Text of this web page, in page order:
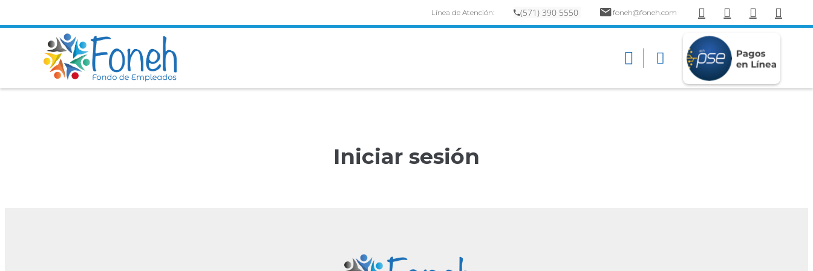
Línea de Atención: (571) 390 5550 foneh@foneh.com
Iniciar sesión